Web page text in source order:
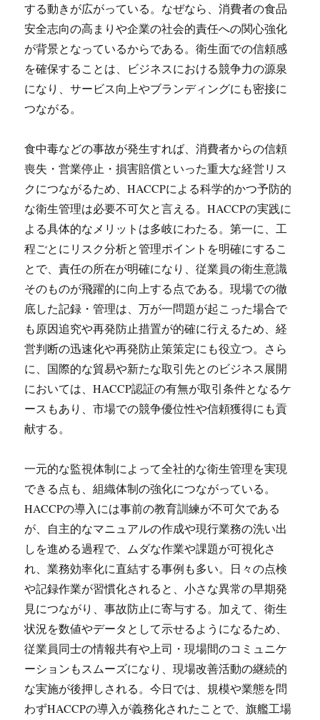
する動きが広がっている。なぜなら、消費者の食品
安全志向の高まりや企業の社会的責任への関心強化
が背景となっているからである。衛生面での信頼感
を確保することは、ビジネスにおける競争力の源泉
になり、サービス向上やブランディングにも密接に
つながる。
食中毒などの事故が発生すれば、消費者からの信頼
喪失・営業停止・損害賠償といった重大な経営リス
クにつながるため、HACCPによる科学的かつ予防的
な衛生管理は必要不可欠と言える。HACCPの実践に
よる具体的なメリットは多岐にわたる。第一に、工
程ごとにリスク分析と管理ポイントを明確にするこ
とで、責任の所在が明確になり、従業員の衛生意識
そのものが飛躍的に向上する点である。現場での徹
底した記録・管理は、万が一問題が起こった場合で
も原因追究や再発防止措置が的確に行えるため、経
営判断の迅速化や再発防止策策定にも役立つ。さら
に、国際的な貿易や新たな取引先とのビジネス展開
においては、HACCP認証の有無が取引条件となるケ
ースもあり、市場での競争優位性や信頼獲得にも貢
献する。
一元的な監視体制によって全社的な衛生管理を実現
できる点も、組織体制の強化につながっている。
HACCPの導入には事前の教育訓練が不可欠である
が、自主的なマニュアルの作成や現行業務の洗い出
しを進める過程で、ムダな作業や課題が可視化さ
れ、業務効率化に直結する事例も多い。日々の点検
や記録作業が習慣化されると、小さな異常の早期発
見につながり、事故防止に寄与する。加えて、衛生
状況を数値やデータとして示せるようになるため、
従業員同士の情報共有や上司・現場間のコミュニケ
ーションもスムーズになり、現場改善活動の継続的
な実施が後押しされる。今日では、規模や業態を問
わずHACCPの導入が義務化されたことで、旗艦工場